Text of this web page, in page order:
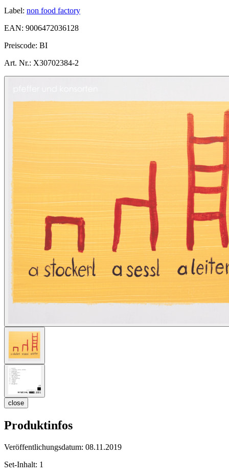
Label: non food factory
EAN: 9006472036128
Preiscode: BI
Art. Nr.: X30702384-2
close
Produktinfos
Veröffentlichungsdatum: 08.11.2019
Set-Inhalt: 1